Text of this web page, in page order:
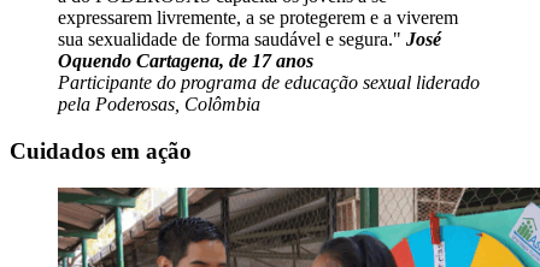
expressarem livremente, a se protegerem e a viverem
sua sexualidade de forma saudável e segura.
José
Oquendo Cartagena, de 17 anos
Participante do programa de educação sexual liderado
pela Poderosas, Colômbia
Cuidados em ação